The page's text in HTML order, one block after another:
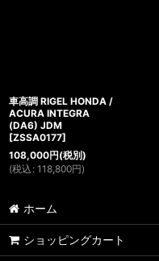
車高調 RIGEL HONDA /
ACURA INTEGRA
(DA6) JDM
[ZSSA0177]
108,000円(税別)
(税込 : 118,800円)
ホーム
ショッピングカート